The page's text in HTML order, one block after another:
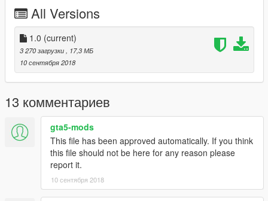
All Versions
1.0 (current)
3 270 загрузки
, 17,3 МБ
10 сентября 2018
13 комментариев
gta5-mods
This file has been approved automatically. If you think
this file should not be here for any reason please
report it.
10 сентября 2018